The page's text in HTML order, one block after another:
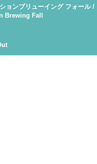
ョンブリューイング フォール /
Brewing Fall